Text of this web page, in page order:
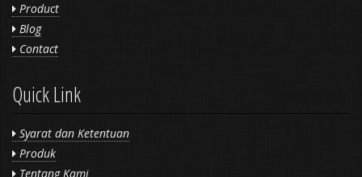
Product
Blog
Contact
Quick Link
Syarat dan Ketentuan
Produk
Tentang Kami